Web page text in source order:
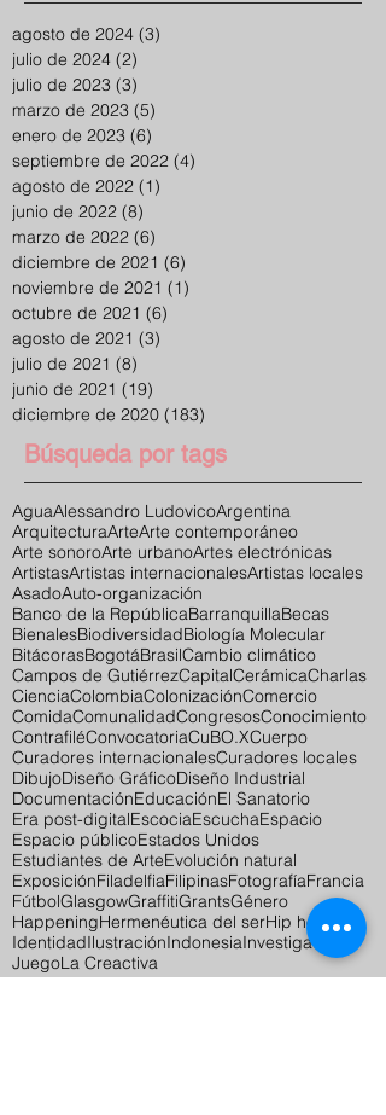
agosto de 2024 (3)
julio de 2024 (2)
julio de 2023 (3)
marzo de 2023 (5)
enero de 2023 (6)
septiembre de 2022 (4)
agosto de 2022 (1)
junio de 2022 (8)
marzo de 2022 (6)
diciembre de 2021 (6)
noviembre de 2021 (1)
octubre de 2021 (6)
agosto de 2021 (3)
julio de 2021 (8)
junio de 2021 (19)
diciembre de 2020 (183)
Búsqueda por tags
AguaAlessandro LudovicoArgentina
ArquitecturaArteArte contemporáneo
Arte sonoroArte urbanoArtes electrónicas
ArtistasArtistas internacionalesArtistas locales
AsadoAuto-organización
Banco de la RepúblicaBarranquillaBecas
BienalesBiodiversidadBiología Molecular
BitácorasBogotáBrasilCambio climático
Campos de GutiérrezCapitalCerámicaCharlas
CienciaColombiaColonizaciónComercio
ComidaComunalidadCongresosConocimiento
ContrafiléConvocatoriaCuBO.XCuerpo
Curadores internacionalesCuradores locales
DibujoDiseño GráficoDiseño Industrial
DocumentaciónEducaciónEl Sanatorio
Era post-digitalEscociaEscuchaEspacio
Espacio públicoEstados Unidos
Estudiantes de ArteEvolución natural
ExposiciónFiladelfiaFilipinasFotografíaFrancia
FútbolGlasgowGraffitiGrantsGénero
HappeningHermenéutica del serHip hop
IdentidadIlustraciónIndonesiaInvestigación
JuegoLa Creactiva